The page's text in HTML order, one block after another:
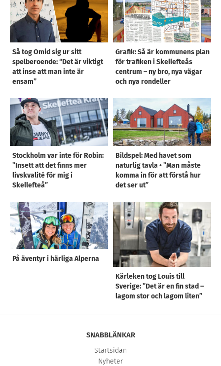
Så tog Omid sig ur sitt
spelberoende: “Det är viktigt
att inse att man inte är
ensam”
Grafik: Så är kommunens plan
för trafiken i Skellefteås
centrum – ny bro, nya vägar
och nya rondeller
Stockholm var inte för Robin:
”Insett att det finns mer
livskvalité för mig i
Skellefteå”
Bildspel: Med havet som
naturlig tavla • ”Man måste
komma in för att förstå hur
det ser ut”
På äventyr i härliga Alperna
Kärleken tog Louis till
Sverige: ”Det är en fin stad –
lagom stor och lagom liten”
SNABBLÄNKAR
Startsidan
Nyheter